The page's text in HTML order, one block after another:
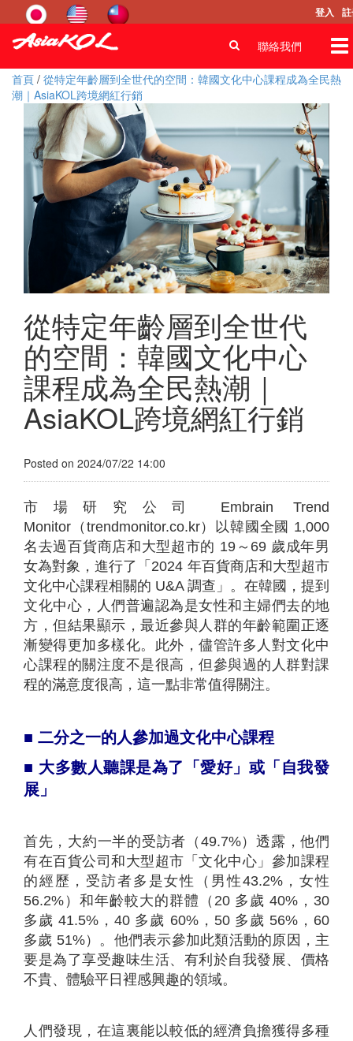
登入
聯絡我們
首頁 / 從特定年齡層到全世代的空間：韓國文化中心課程成為全民熱
潮｜AsiaKOL跨境網紅行銷
從特定年齡層到全世代
的空間：韓國文化中心
課程成為全民熱潮｜
AsiaKOL跨境網紅行銷
Posted on 2024/07/22 14:00
市場研究公司 Embrain Trend
Monitor（trendmonitor.co.kr）以韓國全國 1,000
名去過百貨商店和大型超市的 19～69 歲成年男
女為對象，進行了「2024 年百貨商店和大型超市
文化中心課程相關的 U&A 調查」。在韓國，提到
文化中心，人們普遍認為是女性和主婦們去的地
方，但結果顯示，最近參與人群的年齡範圍正逐
漸變得更加多樣化。此外，儘管許多人對文化中
心課程的關注度不是很高，但參與過的人群對課
程的滿意度很高，這一點非常值得關注。
■ 二分之一的人參加過文化中心課程
■ 大多數人聽課是為了「愛好」或「自我發
展」
首先，大約一半的受訪者（49.7%）透露，他們
有在百貨公司和大型超市「文化中心」參加課程
的經歷，受訪者多是女性（男性43.2%，女性
56.2%）和年齡較大的群體（20 多歲 40%，30
多歲 41.5%，40 多歲 60%，50 多歲 56%，60
多歲 51%）。他們表示參加此類活動的原因，主
要是為了享受趣味生活、有利於自我發展、價格
不貴、體驗平日裡感興趣的領域。
人們發現，在這裏能以較低的經濟負擔獲得多種